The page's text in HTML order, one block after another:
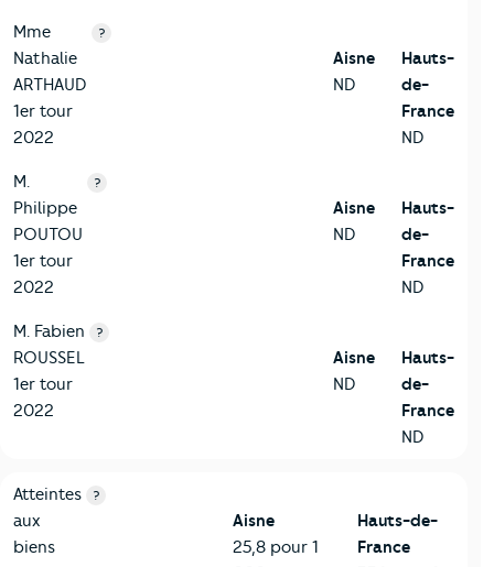
Mme
Nathalie
ARTHAUD
1er tour
2022
?
Aisne
ND
Hauts-
de-
France
ND
M.
Philippe
POUTOU
1er tour
2022
?
Aisne
ND
Hauts-
de-
France
ND
M. Fabien
ROUSSEL
1er tour
2022
?
Aisne
ND
Hauts-
de-
France
ND
7-Sécurité
Critères
Atteintes
aux
biens
?
Aisne
25,8 pour 1
Hauts-de-
France